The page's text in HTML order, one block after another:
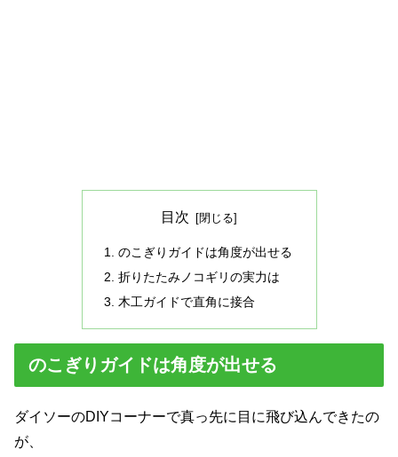
目次
のこぎりガイドは角度が出せる
折りたたみノコギリの実力は
木工ガイドで直角に接合
のこぎりガイドは角度が出せる
ダイソーのDIYコーナーで真っ先に目に飛び込んできたの
が、